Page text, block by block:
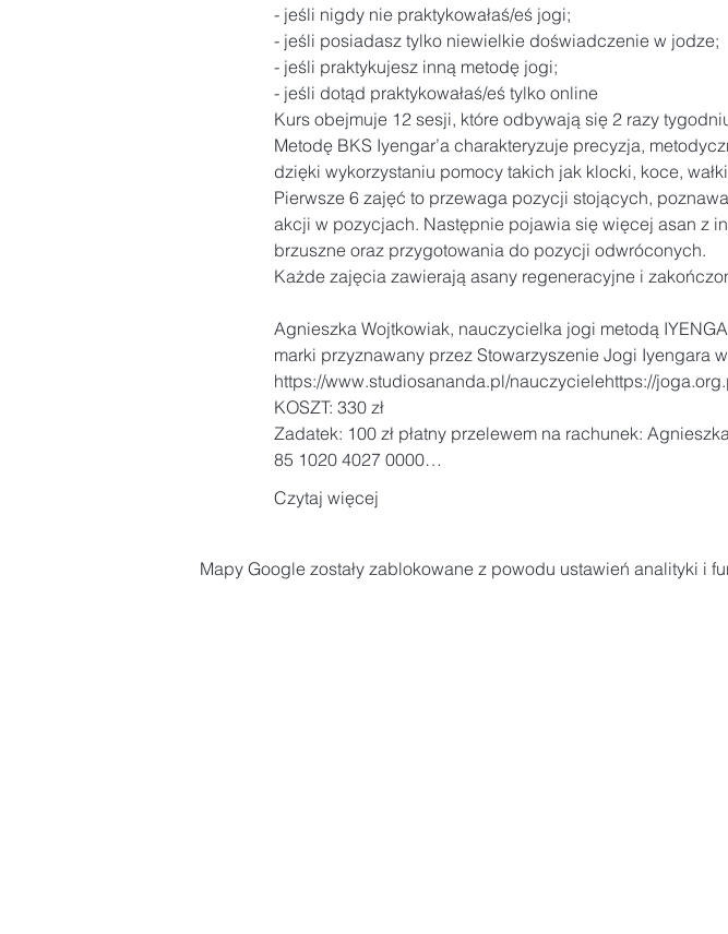
- jeśli nigdy nie praktykowałaś/eś jogi;
- jeśli posiadasz tylko niewielkie doświadczenie w jodze;
- jeśli praktykujesz inną metodę jogi;
- jeśli dotąd praktykowałaś/eś tylko online
Kurs obejmuje 12 sesji, które odbywają się 2 razy
Metodę BKS Iyengar’a charakteryzuje precyzja,
dzięki wykorzystaniu pomocy takich jak klocki, koce,
Pierwsze 6 zajęć to przewaga pozycji stojących,
akcji w pozycjach. Następnie pojawia się więcej asan z
brzuszne oraz przygotowania do pozycji odwróconych.
Każde zajęcia zawierają asany regeneracyjne i
Agnieszka Wojtkowiak, nauczycielka jogi metodą
https://www.studiosananda.pl/nauczycielehttps://
KOSZT: 330 zł
Zadatek: 100 zł płatny przelewem na rachunek:
85 1020 4027 0000…
Czytaj więcej
Mapy Google zostały zablokowane z powodu ustawień analityki i